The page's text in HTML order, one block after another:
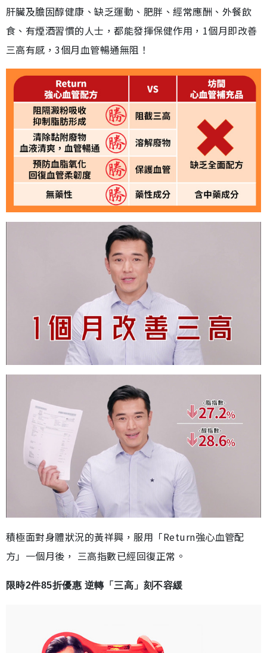
肝臟及膽固醇健康、缺乏運動、肥胖、經常應酬、外餐飲
食、有煙酒習慣的人士，都能發揮保健作用，1個月即改善
三高有感，3個月血管暢通無阻！
積極面對身體狀況的黃祥興，服用「Return強心血管配
方」一個月後， 三高指數已經回復正常。
限時2件85折優惠 逆轉「三高」刻不容緩